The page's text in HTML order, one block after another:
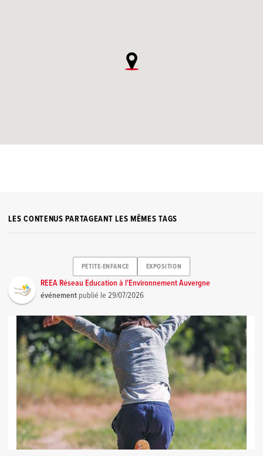
LES CONTENUS PARTAGEANT LES MÊMES TAGS
PETITE-ENFANCE EXPOSITION
REEA Réseau Education à l'Environnement Auvergne
événement publié le29/07/2026